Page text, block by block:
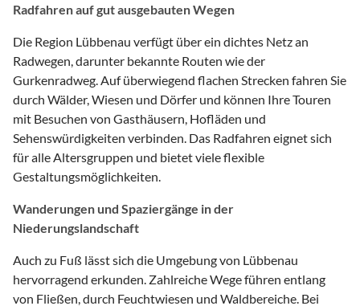
Radfahren auf gut ausgebauten Wegen
Die Region Lübbenau verfügt über ein dichtes Netz an
Radwegen, darunter bekannte Routen wie der
Gurkenradweg. Auf überwiegend flachen Strecken fahren Sie
durch Wälder, Wiesen und Dörfer und können Ihre Touren
mit Besuchen von Gasthäusern, Hofläden und
Sehenswürdigkeiten verbinden. Das Radfahren eignet sich
für alle Altersgruppen und bietet viele flexible
Gestaltungsmöglichkeiten.
Wanderungen und Spaziergänge in der
Niederungslandschaft
Auch zu Fuß lässt sich die Umgebung von Lübbenau
hervorragend erkunden. Zahlreiche Wege führen entlang
von Fließen, durch Feuchtwiesen und Waldbereiche. Bei